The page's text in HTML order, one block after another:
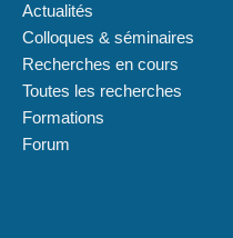
Actualités
Colloques & séminaires
Recherches en cours
Toutes les recherches
Formations
Forum